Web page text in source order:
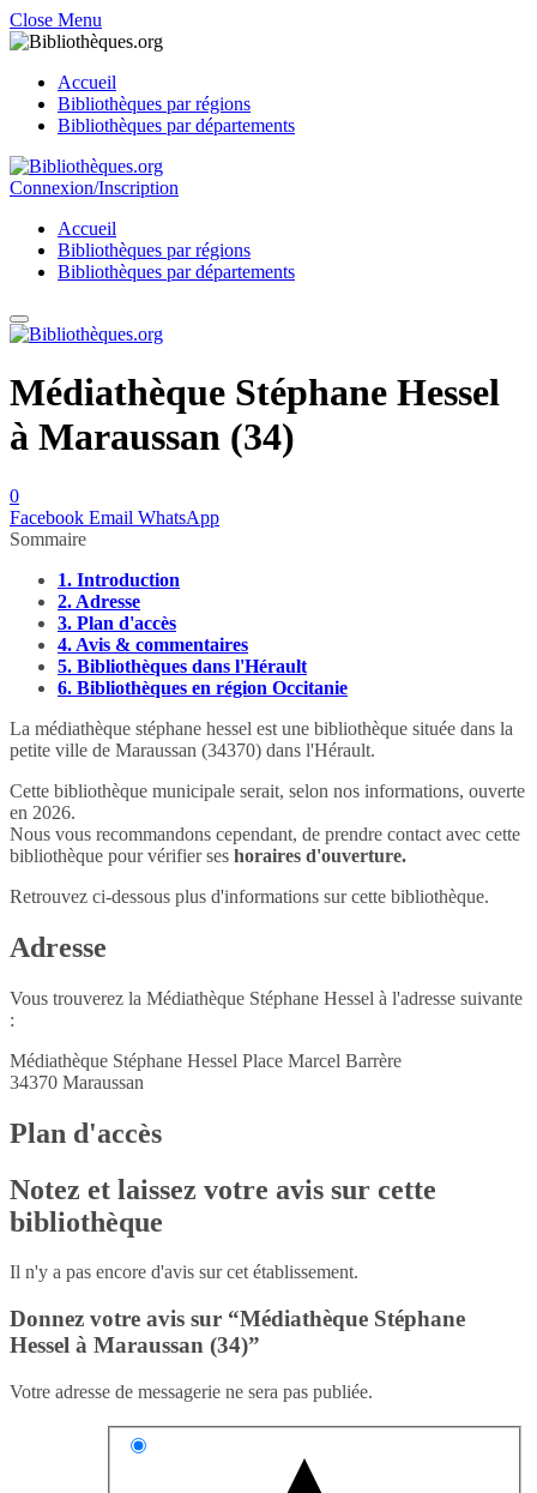
Close Menu
Accueil
Bibliothèques par régions
Bibliothèques par départements
Connexion/Inscription
Accueil
Bibliothèques par régions
Bibliothèques par départements
Médiathèque Stéphane Hessel
à Maraussan (34)
0
Facebook Email WhatsApp
Sommaire
1. Introduction
2. Adresse
3. Plan d'accès
4. Avis & commentaires
5. Bibliothèques dans l'Hérault
6. Bibliothèques en région Occitanie
La médiathèque stéphane hessel est une bibliothèque située dans la
petite ville de Maraussan (34370) dans l'Hérault.
Cette bibliothèque municipale serait, selon nos informations, ouverte
en 2026.
Nous vous recommandons cependant, de prendre contact avec cette
bibliothèque pour vérifier ses horaires d'ouverture.
Retrouvez ci-dessous plus d'informations sur cette bibliothèque.
Adresse
Vous trouverez la Médiathèque Stéphane Hessel à l'adresse suivante
:
Médiathèque Stéphane Hessel Place Marcel Barrère
34370 Maraussan
Plan d'accès
Notez et laissez votre avis sur cette
bibliothèque
Il n'y a pas encore d'avis sur cet établissement.
Donnez votre avis sur “Médiathèque Stéphane
Hessel à Maraussan (34)”
Votre adresse de messagerie ne sera pas publiée.